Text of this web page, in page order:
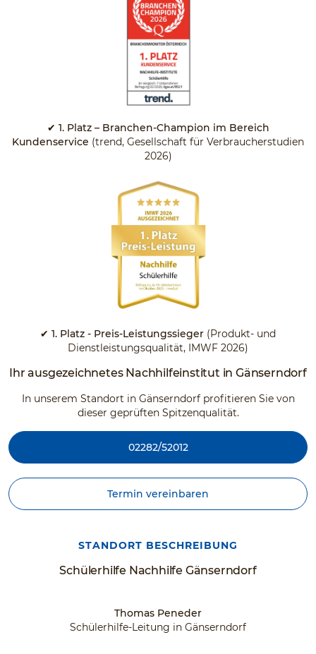
✔ 1. Platz – Branchen-Champion im Bereich
Kundenservice (trend, Gesellschaft für Verbraucherstudien
2026)
✔ 1. Platz - Preis-Leistungssieger (Produkt- und
Dienstleistungsqualität, IMWF 2026)
Ihr ausgezeichnetes Nachhilfeinstitut in Gänserndorf
In unserem Standort in Gänserndorf profitieren Sie von
dieser geprüften Spitzenqualität.
02282/52012
Termin vereinbaren
Schülerhilfe Nachhilfe Gänserndorf
STANDORT BESCHREIBUNG
Thomas Peneder
Schülerhilfe-Leitung in Gänserndorf